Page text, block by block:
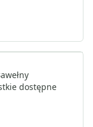
w tym plecy, jest
tkaniny, co
i lepsze właściwości
w dodatkowe
umożliwia lepsze
dostępne